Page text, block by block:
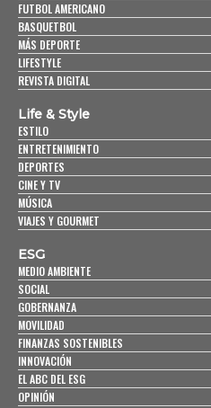
FUTBOL AMERICANO
BASQUETBOL
MÁS DEPORTE
LIFESTYLE
REVISTA DIGITAL
Life & Style
ESTILO
ENTRETENIMIENTO
DEPORTES
CINE Y TV
MÚSICA
VIAJES Y GOURMET
ESG
MEDIO AMBIENTE
SOCIAL
GOBERNANZA
MOVILIDAD
FINANZAS SOSTENIBLES
INNOVACIÓN
EL ABC DEL ESG
OPINIÓN